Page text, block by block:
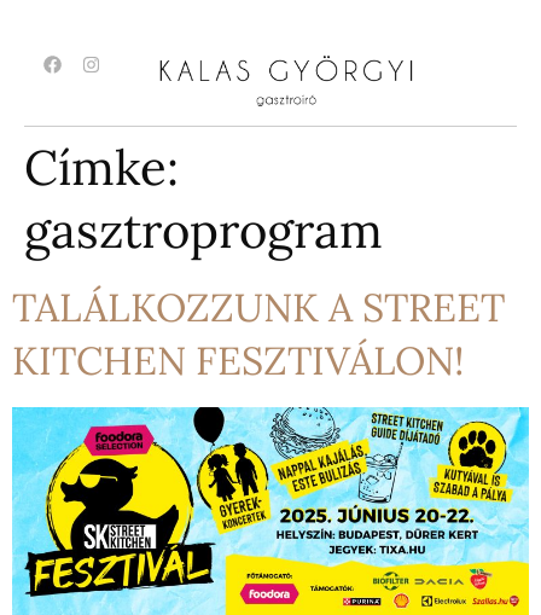
Címke:
gasztroprogram
TALÁLKOZZUNK A STREET
KITCHEN FESZTIVÁLON!